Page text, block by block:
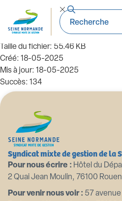
2020 12 01
emploi permanent
Taille du fichier: 55.46 KB
Créé: 18-05-2025
Mis à jour: 18-05-2025
Succès: 134
Syndicat mixte de gestion de la
Pour nous écrire : Hôtel du
2 Quai Jean Moulin, 76100 Rouen
Pour venir nous voir : 57